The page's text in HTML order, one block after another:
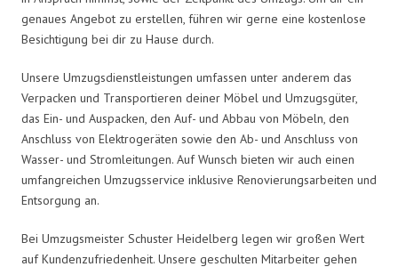
genaues Angebot zu erstellen, führen wir gerne eine kostenlose
Besichtigung bei dir zu Hause durch.
Unsere Umzugsdienstleistungen umfassen unter anderem das
Verpacken und Transportieren deiner Möbel und Umzugsgüter,
das Ein- und Auspacken, den Auf- und Abbau von Möbeln, den
Anschluss von Elektrogeräten sowie den Ab- und Anschluss von
Wasser- und Stromleitungen. Auf Wunsch bieten wir auch einen
umfangreichen Umzugsservice inklusive Renovierungsarbeiten und
Entsorgung an.
Bei Umzugsmeister Schuster Heidelberg legen wir großen Wert
auf Kundenzufriedenheit. Unsere geschulten Mitarbeiter gehen